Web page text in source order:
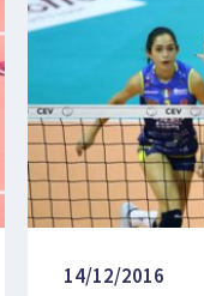
14/12/2016